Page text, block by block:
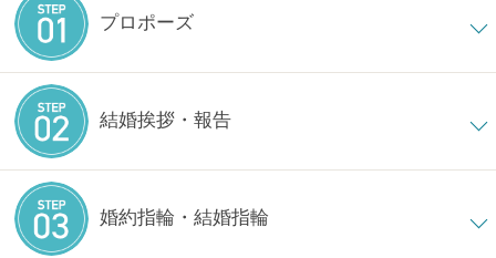
プロポーズ
結婚挨拶・報告
婚約指輪・結婚指輪